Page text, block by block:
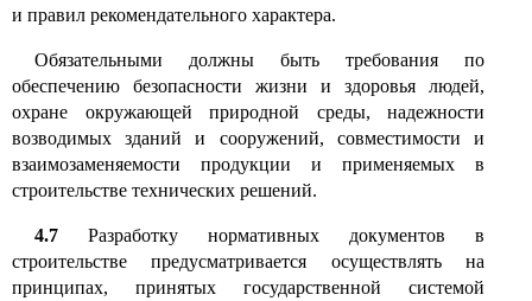
и правил рекомендательного характера.
Обязательными должны быть требования по
обеспечению безопасности жизни и здоровья людей,
охране окружающей природной среды, надежности
возводимых зданий и сооружений, совместимости и
взаимозаменяемости продукции и применяемых в
строительстве технических решений.
4.7
Разработку нормативных документов в
строительстве предусматривается осуществлять на
принципах, принятых государственной системой